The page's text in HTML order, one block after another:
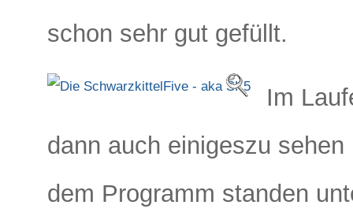
schon sehr gut gefüllt.
Im
dann auch einigeszu
dem Programm standen